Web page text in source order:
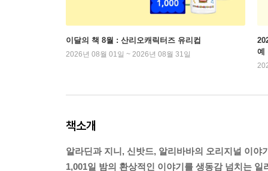
이달의 책 8월 : 산리오캐릭터즈 유리컵
2026년 08월 01일 ~ 2026년 08월 31일
예
책소개
알라딘과 지니, 신밧드, 알리바바의 오리지널 이야
1,001일 밤의 환상적인 이야기를 생동감 넘치는 일